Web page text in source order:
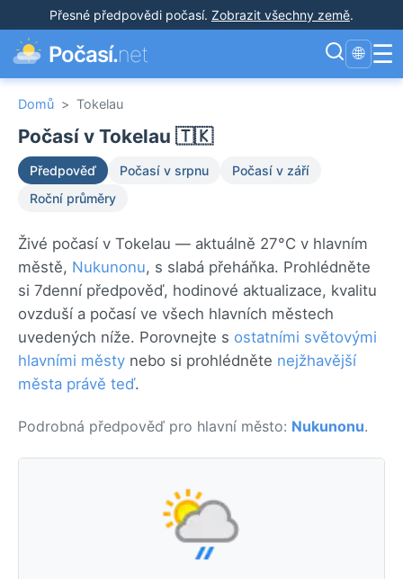
Přesné předpovědi počasí. Zobrazit všechny země.
Počasí.net 🌐 ☰
Domů > Tokelau
Počasí v Tokelau 🇹🇰
Předpověď Počasí v srpnu
Počasí v září
Roční průměry
Živé počasí v Tokelau — aktuálně 27°C v hlavním
městě, Nukunonu, s slabá přeháňka. Prohlédněte
si 7denní předpověď, hodinové aktualizace, kvalitu
ovzduší a počasí ve všech hlavních městech
uvedených níže. Porovnejte s ostatními světovými
hlavními městy nebo si prohlédněte nejžhavější
města právě teď.
Podrobná předpověď pro hlavní město: Nukunonu.